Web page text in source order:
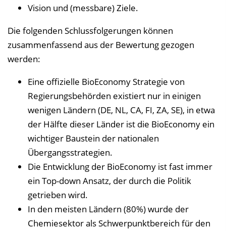
Vision und (messbare) Ziele.
Die folgenden Schlussfolgerungen können
zusammenfassend aus der Bewertung gezogen
werden:
Eine offizielle BioEconomy Strategie von
Regierungsbehörden existiert nur in einigen
wenigen Ländern (DE, NL, CA, FI, ZA, SE), in etwa
der Hälfte dieser Länder ist die BioEconomy ein
wichtiger Baustein der nationalen
Übergangsstrategien.
Die Entwicklung der BioEconomy ist fast immer
ein Top-down Ansatz, der durch die Politik
getrieben wird.
In den meisten Ländern (80%) wurde der
Chemiesektor als Schwerpunktbereich für den